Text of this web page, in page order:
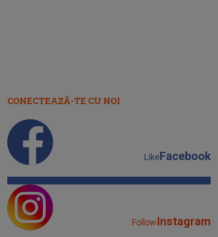
CONECTEAZĂ-TE CU NOI
LikeFacebook
FollowInstagram